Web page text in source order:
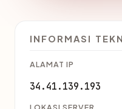
INFORMASI
ALAMAT IP
34.41.139.193